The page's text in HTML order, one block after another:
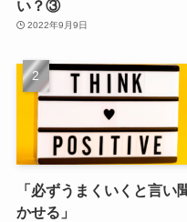
い？③
2022年9月9日
「必ずうまくいくと言い
かせる」